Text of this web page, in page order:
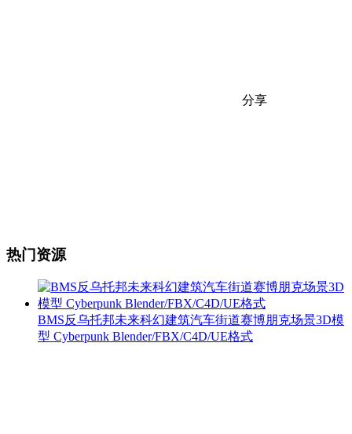
分享
热门资源
BMS反乌托邦未来科幻建筑汽车街道赛博朋克场景3D模
型 Cyberpunk Blender/FBX/C4D/UE格式